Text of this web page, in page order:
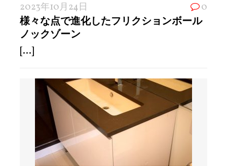
2023年10月24日 0
様々な点で進化したフリクションボール
ノックゾーン
[...]